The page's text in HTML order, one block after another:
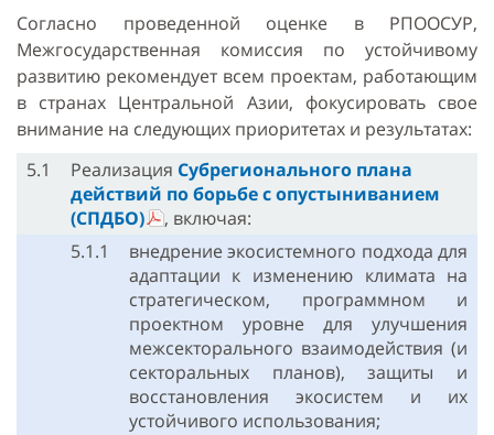
Согласно проведенной оценке в РПООСУР,
Межгосударственная комиссия по устойчивому
развитию рекомендует всем проектам, работающим
в странах Центральной Азии, фокусировать свое
внимание на следующих приоритетах и результатах:
5.1
Реализация Субрегионального плана
действий по борьбе с опустыниванием
(СПДБО)
, включая:
5.1.1
внедрение экосистемного подхода для
адаптации к изменению климата на
стратегическом, программном и
проектном уровне для улучшения
межсекторального взаимодействия (и
секторальных планов), защиты и
восстановления экосистем и их
устойчивого использования;